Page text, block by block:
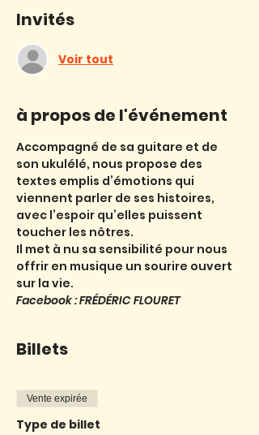
Invités
Voir tout
à propos de l'événement
Accompagné de sa guitare et de
son ukulélé, nous propose des
textes emplis d’émotions qui
viennent parler de ses histoires,
avec l’espoir qu’elles puissent
toucher les nôtres.
Il met à nu sa sensibilité pour nous
offrir en musique un sourire ouvert
sur la vie.
Facebook : FRÉDÉRIC FLOURET
Billets
Vente expirée
Type de billet